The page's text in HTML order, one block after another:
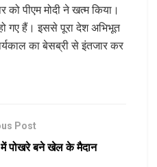
पीएम मोदी ने खत्म किया।
गए हैं। इससे पूरा देश अभिभूत
का बेसब्री से इंतजार कर
Post
पोखरे बने खेल के मैदान